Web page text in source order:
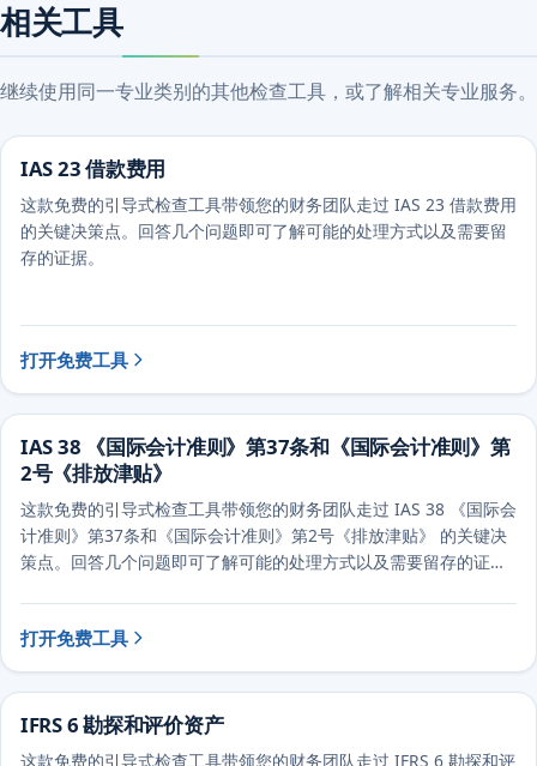
相关工具
继续使用同一专业类别的其他检查工具，或了解相关专业服务。
IAS 23 借款费用
这款免费的引导式检查工具带领您的财务团队走过 IAS 23 借款费用
的关键决策点。回答几个问题即可了解可能的处理方式以及需要留
存的证据。
打开免费工具
IAS 38 《国际会计准则》第37条和《国际会计准则》第
2号《排放津贴》
这款免费的引导式检查工具带领您的财务团队走过 IAS 38 《国际会
计准则》第37条和《国际会计准则》第2号《排放津贴》 的关键决
策点。回答几个问题即可了解可能的处理方式以及需要留存的证
打开免费工具
IFRS 6 勘探和评价资产
这款免费的引导式检查工具带领您的财务团队走过 IFRS 6 勘探和评